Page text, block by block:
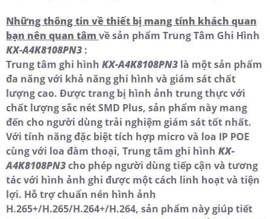
Những thông tin về thiết bị mang tính khách quan
bạn nên quan tâm về sản phẩm Trung Tâm Ghi Hình
KX-A4K8108PN3 :
Trung tâm ghi hình KX-A4K8108PN3 là một sản phẩm
đa năng với khả năng ghi hình và giám sát chất
lượng cao. Được trang bị hình ảnh trung thực với
chất lượng sắc nét SMD Plus, sản phẩm này mang
đến cho người dùng trải nghiệm giám sát tốt nhất.
Với tính năng đặc biệt tích hợp micro và loa IP POE
cùng với loa đàm thoại, Trung tâm ghi hình KX-
A4K8108PN3cho phép người dùng tiếp cận và tương
tác với hình ảnh ghi được một cách linh hoạt và tiện
lợi. Hỗ trợ chuẩn nén hình ảnh
H.265+/H.265/H.264+/H.264, sản phẩm này giúp tiết